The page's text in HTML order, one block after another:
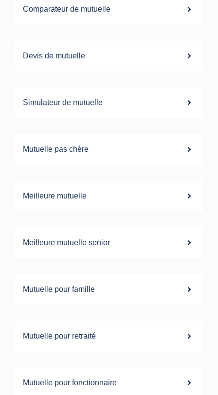
Comparateur de mutuelle
Devis de mutuelle
Simulateur de mutuelle
Mutuelle pas chère
Meilleure mutuelle
Meilleure mutuelle senior
Mutuelle pour famille
Mutuelle pour retraité
Mutuelle pour fonctionnaire